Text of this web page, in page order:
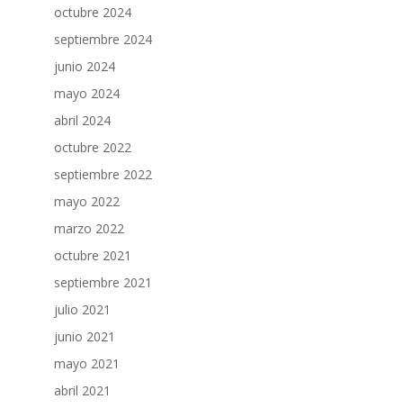
octubre 2024
septiembre 2024
junio 2024
mayo 2024
abril 2024
octubre 2022
septiembre 2022
mayo 2022
marzo 2022
octubre 2021
septiembre 2021
julio 2021
junio 2021
mayo 2021
abril 2021